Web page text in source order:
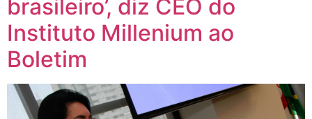
brasileiro’, diz CEO do
Instituto Millenium ao
Boletim